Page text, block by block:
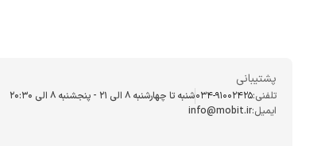
پشتیبانی
تلفنی:034-91002425شنبه تا چهارشنبه ۸ الی ۲۱ - پنجشنبه 8 الی ۲۰:۳۰
ایمیل:info@mobit.ir